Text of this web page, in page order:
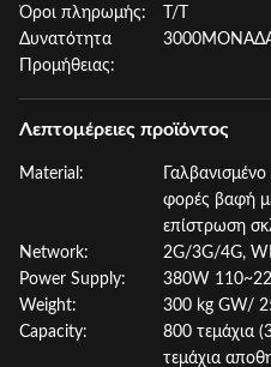
Όροι πληρωμής:
T/T
Δυνατότητα
Προμήθειας:
Λεπτομέρειες προϊόντος
Material:
φορές βαφή
επίστρωση
Network:
2G/3G/4G,
Power Supply:
380W
Weight:
300 kg GW/
Capacity:
800 τεμάχια
τεμάχια